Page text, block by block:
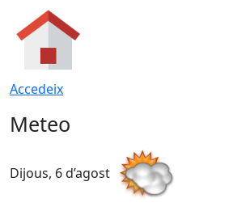
Accedeix
Meteo
Dijous, 6 d’agost